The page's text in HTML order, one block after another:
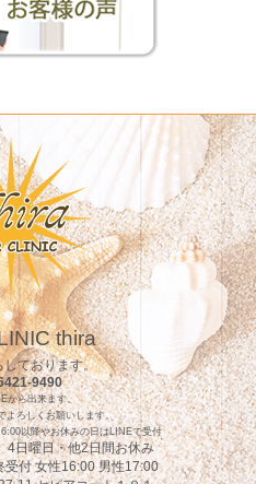
thira
しております。
9490
から出来ます。
よろしくお願いします。
以降やお休みの日はLINEで受付
4日曜日・他2日間お休み
受付 女性16:00 男性17:00